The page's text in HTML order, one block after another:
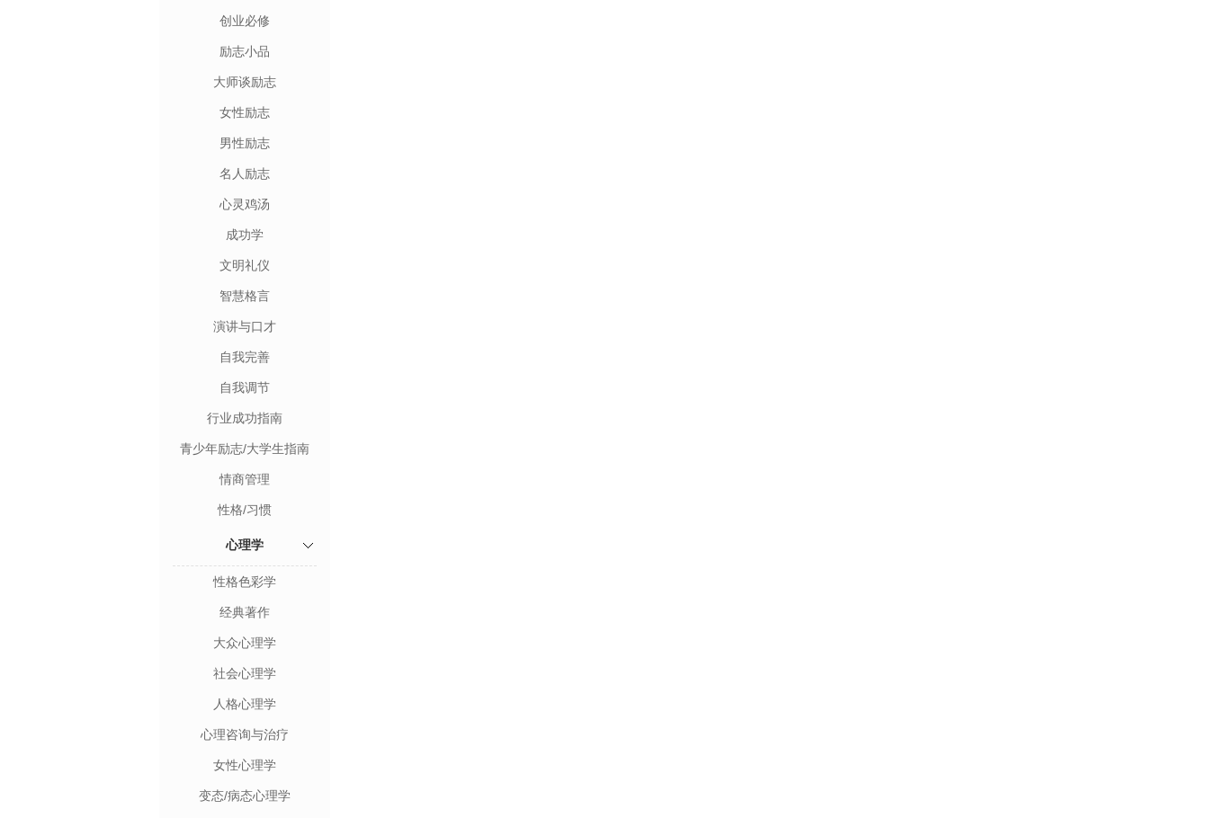
创业必修
励志小品
大师谈励志
女性励志
男性励志
名人励志
心灵鸡汤
成功学
文明礼仪
智慧格言
演讲与口才
自我完善
自我调节
行业成功指南
青少年励志/大学生指南
情商管理
性格/习惯
心理学
性格色彩学
经典著作
大众心理学
社会心理学
人格心理学
心理咨询与治疗
女性心理学
变态/病态心理学